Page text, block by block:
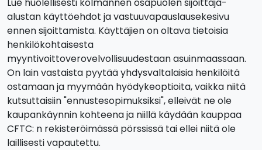
alustan käyttöehdot ja vastuuvapauslausekesivu
ennen sijoittamista. Käyttäjien on oltava tietoisia
henkilökohtaisesta
myyntivoittoverovelvollisuudestaan asuinmaassaan.
On lain vastaista pyytää yhdysvaltalaisia henkilöitä
ostamaan ja myymään hyödykeoptioita, vaikka niitä
kutsuttaisiin "ennustesopimuksiksi", elleivät ne ole
kaupankäynnin kohteena ja niillä käydään kauppaa
CFTC: n rekisteröimässä pörssissä tai ellei niitä ole
laillisesti vapautettu.